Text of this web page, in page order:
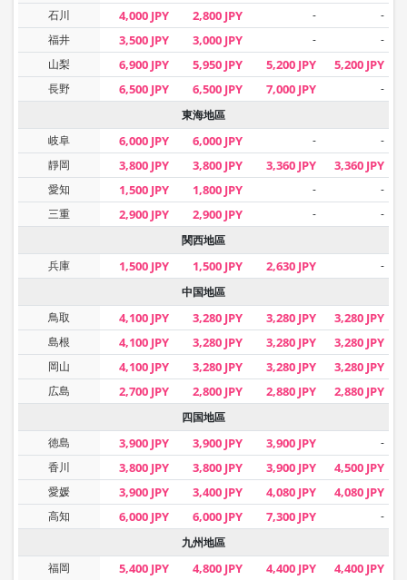
石川
4,000 JPY 2,800 JPY -
-
福井
3,500 JPY 3,000 JPY -
-
山梨
6,900 JPY 5,950 JPY 5,200 JPY 5,200 JPY
長野 6,500 JPY 6,500 JPY 7,000 JPY
-
東海地區
岐阜
6,000 JPY 6,000 JPY -
-
靜岡
3,800 JPY 3,800 JPY 3,360 JPY 3,360 JPY
愛知 1,500 JPY 1,800 JPY -
-
三重
2,900 JPY 2,900 JPY -
-
関西地區
兵庫
1,500 JPY 1,500 JPY 2,630 JPY
-
中国地區
鳥取
4,100 JPY 3,280 JPY 3,280 JPY 3,280 JPY
島根 4,100 JPY 3,280 JPY 3,280 JPY 3,280 JPY
岡山 4,100 JPY 3,280 JPY 3,280 JPY 3,280 JPY
広島 2,700 JPY 2,800 JPY 2,880 JPY 2,880 JPY
四国地區
徳島
3,900 JPY 3,900 JPY 3,900 JPY
-
香川
3,800 JPY 3,800 JPY 3,900 JPY 4,500 JPY
愛媛 3,900 JPY 3,400 JPY 4,080 JPY 4,080 JPY
高知 6,000 JPY 6,000 JPY 7,300 JPY
-
九州地區
福岡
5,400 JPY 4,800 JPY 4,400 JPY 4,400 JPY